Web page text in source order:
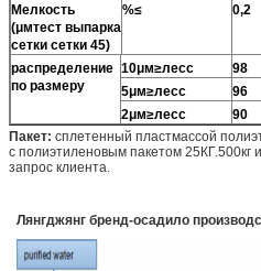
Мелкость
(μмтест выпарка
сетки сетки 45)
%≤ 0,2
распределение
по размеру
10μм≥лесс 98
5μм≥лесс
96
2μм≥лесс
90
Пакет: сплетенный пластмассой
с полиэтиленовым пакетом 25КГ.500кг
запрос клиента.
Лянгджянг бренд-осадило